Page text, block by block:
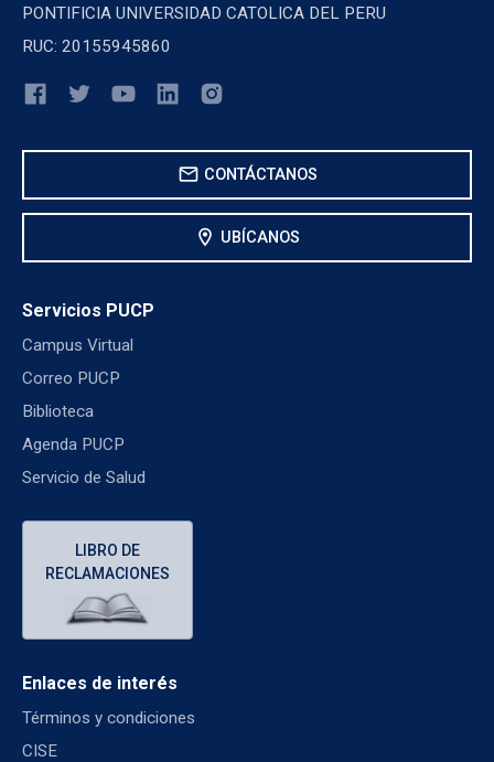
PONTIFICIA UNIVERSIDAD CATOLICA DEL PERU
RUC: 20155945860
mail CONTÁCTANOS
location_on UBÍCANOS
Servicios PUCP
Campus Virtual
Correo PUCP
Biblioteca
Agenda PUCP
Servicio de Salud
LIBRO DE
RECLAMACIONES
Enlaces de interés
Términos y condiciones
CISE